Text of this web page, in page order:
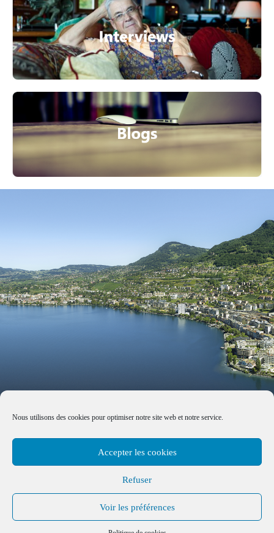
Nous utilisons des cookies pour optimiser notre site web et notre service.
Accepter les cookies
Refuser
Voir les préférences
B+G & Partners SA © 2026 –